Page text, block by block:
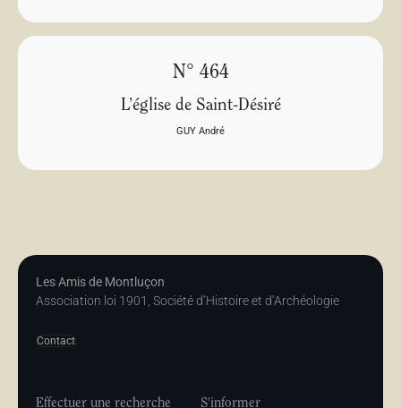
N° 464
L’église de Saint-Désiré
GUY André
Les Amis de Montluçon
Association loi 1901, Société d’Histoire et d’Archéologie
Contact
Effectuer une recherche S'informer